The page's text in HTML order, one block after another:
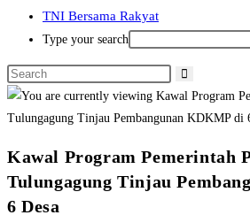
TNI Bersama Rakyat
Type your search
Kawal Program Pemerintah
Tulungagung Tinjau
6 Desa